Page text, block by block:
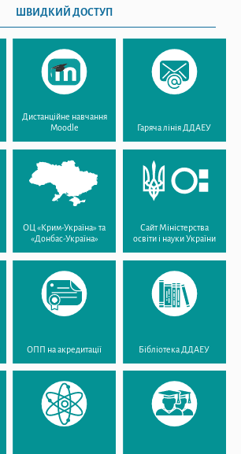
ШВИДКИЙ ДОСТУП
Дистанційне навчання
Moodle
Гаряча лінія ДДАЕУ
ОЦ «Крим-Україна» та
«Донбас-Україна»
Сайт Міністерства
освіти і науки України
ОПП на акредитації Бібліотека ДДАЕУ